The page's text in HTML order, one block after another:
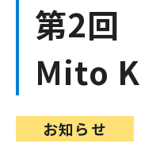
第2回
Mito
お知らせ